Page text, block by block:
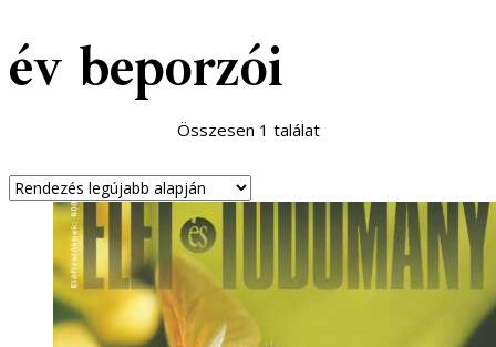
év beporzói
Összesen 1 találat